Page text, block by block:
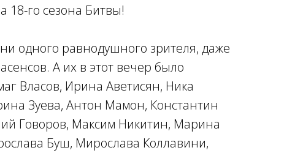
18-го сезона Битвы!
одного равнодушного зрителя, даже
А их в этот вечер было
Власов, Ирина Аветисян, Ника
Зуева, Антон Мамон, Константин
Говоров, Максим Никитин, Марина
Буш, Мирослава Коллавини,